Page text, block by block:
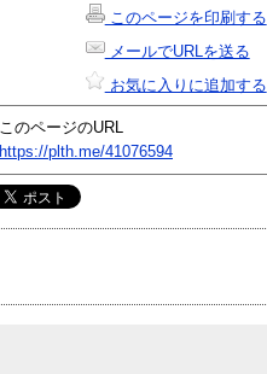
このページを印刷する
メールでURLを送る
お気に入りに追加する
このページのURL
https://plth.me/41076594